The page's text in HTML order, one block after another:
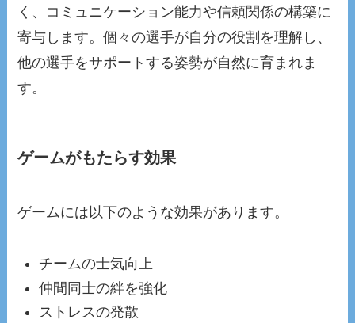
く、コミュニケーション能力や信頼関係の構築に
寄与します。個々の選手が自分の役割を理解し、
他の選手をサポートする姿勢が自然に育まれま
す。
ゲームがもたらす効果
ゲームには以下のような効果があります。
チームの士気向上
仲間同士の絆を強化
ストレスの発散